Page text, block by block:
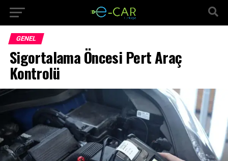
GENEL
Sigortalama Öncesi Pert Araç
Kontrolü